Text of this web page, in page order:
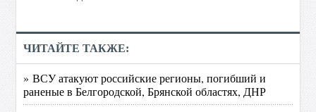
ЧИТАЙТЕ ТАКЖЕ:
» ВСУ атакуют российские регионы, погибший и
раненые в Белгородской, Брянской областях, ДНР